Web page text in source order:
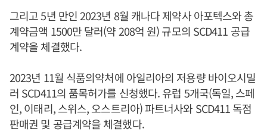
그리고 5년 만인 2023년 8월 캐나다 제약사 아포텍스와 총
계약금액 1500만 달러(약 208억 원) 규모의 SCD411 공급
계약을 체결했다.
2023년 11월 식품의약처에 아일리아의 저용량 바이오시밀
러 SCD411의 품목허가를 신청했다. 유럽 5개국(독일, 스페
인, 이태리, 스위스, 오스트리아) 파트너사와 SCD411 독점
판매권 및 공급계약을 체결했다.